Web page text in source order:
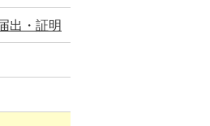
出・証明